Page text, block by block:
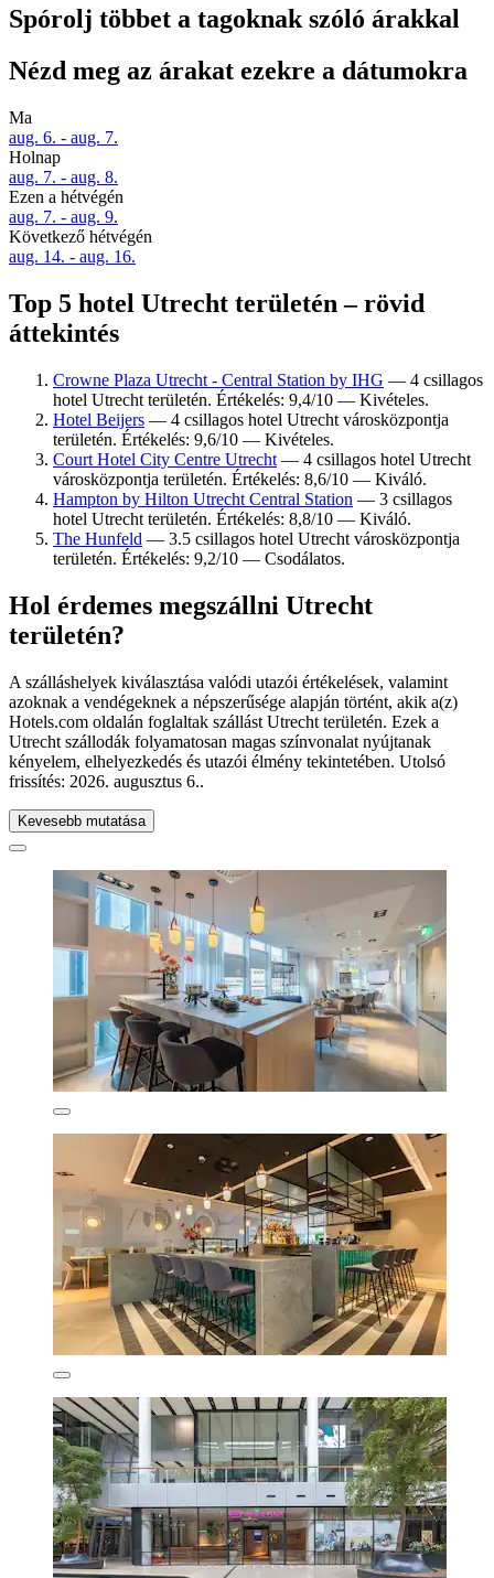
Spórolj többet a tagoknak szóló árakkal
Nézd meg az árakat ezekre a dátumokra
Ma
aug. 6. - aug. 7.
Holnap
aug. 7. - aug. 8.
Ezen a hétvégén
aug. 7. - aug. 9.
Következő hétvégén
aug. 14. - aug. 16.
Top 5 hotel Utrecht területén – rövid
áttekintés
Crowne Plaza Utrecht - Central Station by IHG — 4 csillagos
hotel Utrecht területén. Értékelés: 9,4/10 — Kivételes.
Hotel Beijers — 4 csillagos hotel Utrecht városközpontja
területén. Értékelés: 9,6/10 — Kivételes.
Court Hotel City Centre Utrecht — 4 csillagos hotel Utrecht
városközpontja területén. Értékelés: 8,6/10 — Kiváló.
Hampton by Hilton Utrecht Central Station — 3 csillagos
hotel Utrecht területén. Értékelés: 8,8/10 — Kiváló.
The Hunfeld — 3.5 csillagos hotel Utrecht városközpontja
területén. Értékelés: 9,2/10 — Csodálatos.
Hol érdemes megszállni Utrecht
területén?
A szálláshelyek kiválasztása valódi utazói értékelések, valamint
azoknak a vendégeknek a népszerűsége alapján történt, akik a(z)
Hotels.com oldalán foglaltak szállást Utrecht területén. Ezek a
Utrecht szállodák folyamatosan magas színvonalat nyújtanak
kényelem, elhelyezkedés és utazói élmény tekintetében. Utolsó
frissítés: 2026. augusztus 6..
Kevesebb mutatása